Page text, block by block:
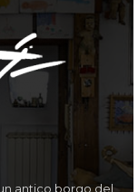
antico borgo del